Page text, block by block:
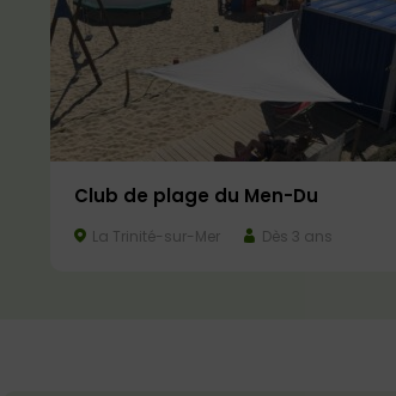
Club de plage du Men-Du
La Trinité-sur-Mer Dès 3 ans